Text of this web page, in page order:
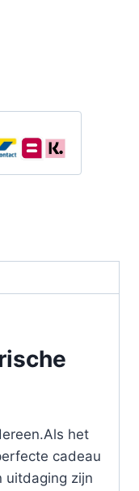
het
cadeau
uitdaging zijn